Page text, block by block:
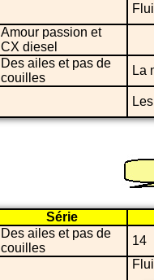
Amour passion et
CX diesel
Des ailes et pas de
couilles
La
Série
Des ailes et pas de
couilles
14